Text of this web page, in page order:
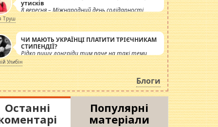
утисків
8 вересня – Міжнародний день солідарності
журналістів.
Труш
ЧИ МАЮТЬ УКРАЇНЦІ ПЛАТИТИ ТРІЄЧНИКАМ
СТИПЕНДІЇ?
Рідко пишу лонгріди тим паче на такі теми,
але вже просто дістало! Обурюють сьогоднішні
інсенуації навколо стипендіального питання.
Штучно роздувається ще одна соціальна
катастрофа.
Улибін
Блоги
Останні
Популярні
матеріали